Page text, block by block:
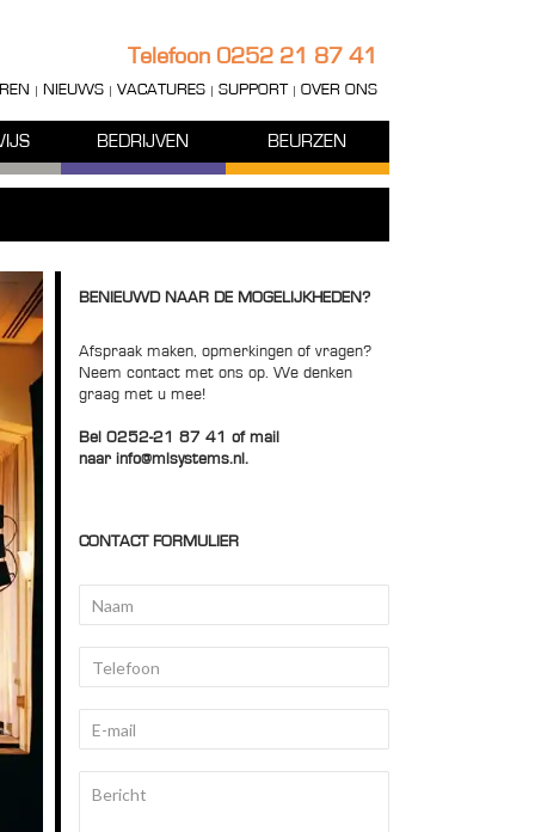
Telefoon 0252 21 87 41
NIEUWS VACATURES SUPPORT OVER ONS
BEDRIJVEN BEURZEN
BENIEUWD NAAR DE MOGELIJKHEDEN?
Afspraak maken, opmerkingen of vragen?
Neem contact met ons op. We denken
graag met u mee!
Bel 0252-21 87 41 of mail
naar info@mlsystems.nl .
CONTACT FORMULIER